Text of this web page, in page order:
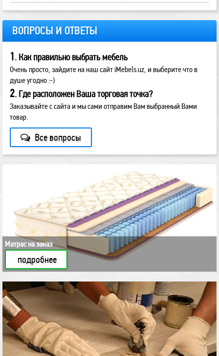
ВОПРОСЫ И ОТВЕТЫ
1 . Как правильно выбрать мебель
Очень просто, зайдите на наш сайт iMebels.uz, и выберите что в
душе угодно :-)
2. Где расположен Ваша торговая точка?
Заказывайте с сайта и мы сами отправим Вам выбранный Вами
товар.
Все вопросы
Матрас на заказ
подробнее